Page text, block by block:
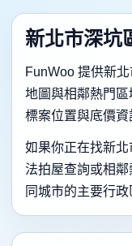
新北市深坑
FunWoo 提供新
地圖與相鄰熱門
標案位置與底價資
如果你正在找新
法拍屋查詢或相
同城市的主要行政